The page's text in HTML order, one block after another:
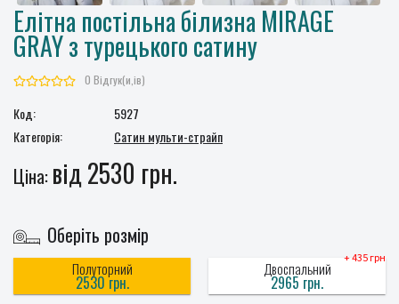
Елітна постільна білизна MIRAGE
GRAY з турецького сатину
0 Відгук(и,ів)
Код:
5927
Категорія:
Сатин мульти-страйп
Ціна: від 2530 грн.
Оберіть розмір
Полуторний
2530 грн.
+ 435 грн
Двоспальний
2965 грн.